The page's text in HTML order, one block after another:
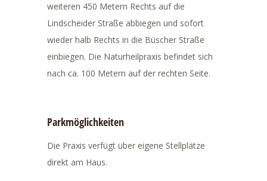
weiteren 450 Metern Rechts auf die
Lindscheider Straße abbiegen und sofort
wieder halb Rechts in die Büscher Straße
einbiegen. Die Naturheilpraxis befindet sich
nach ca. 100 Metern auf der rechten Seite.
Parkmöglichkeiten
Die Praxis verfügt über eigene Stellplätze
direkt am Haus.